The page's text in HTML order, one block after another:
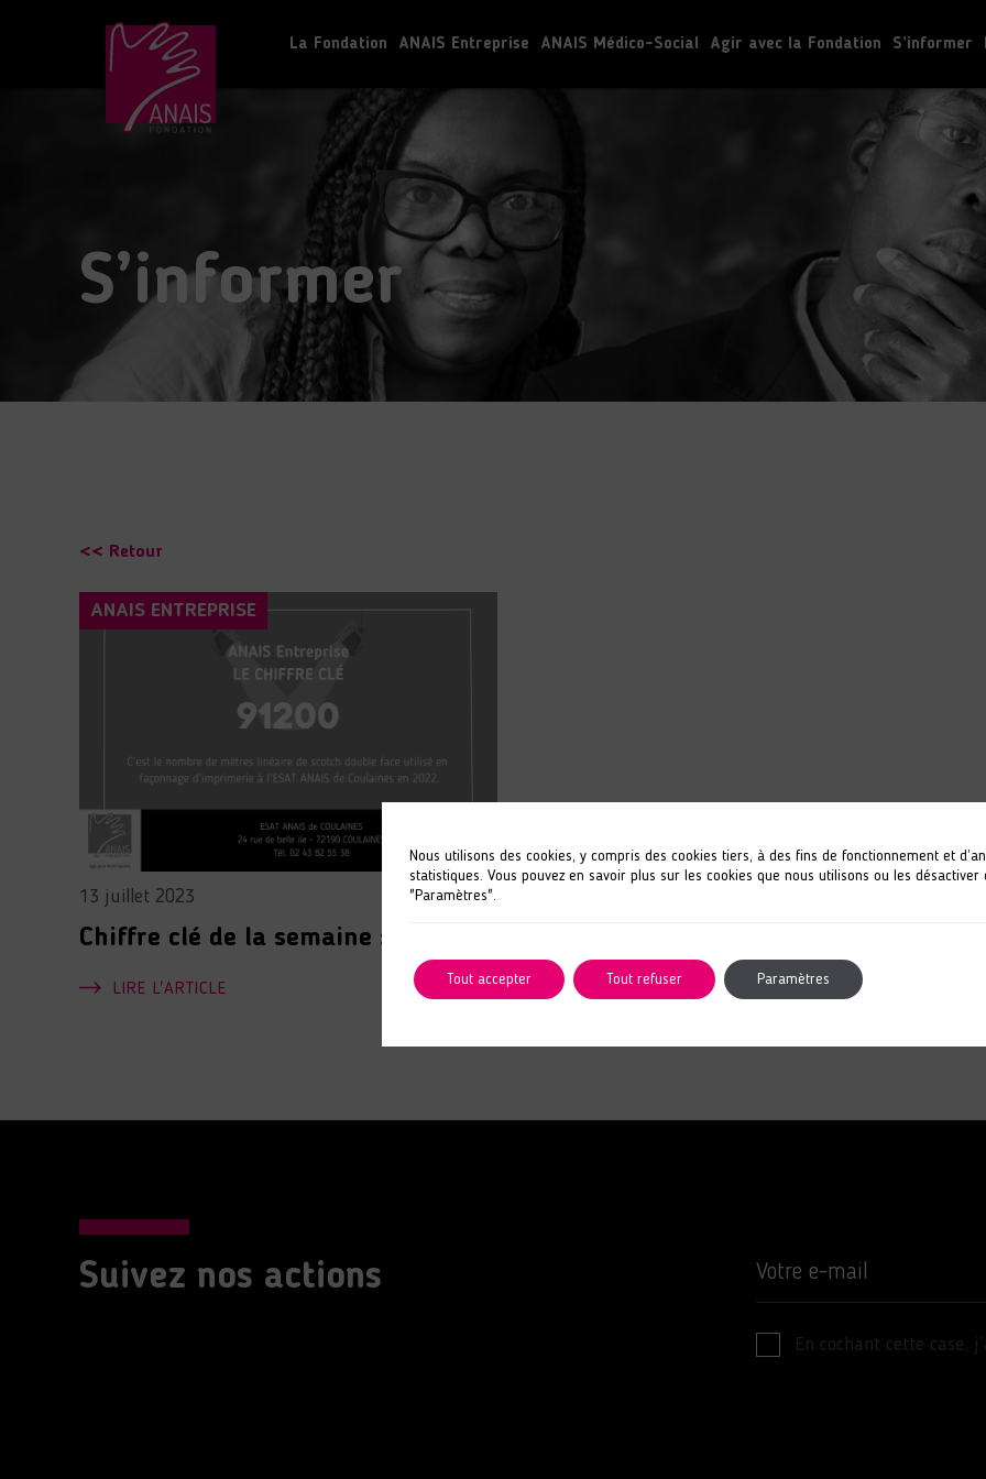
La Fondation ANAIS Entreprise ANAIS Médico-Social Agir avec la Fondation S’informer
S’informer
<< Retour
ANAIS ENTREPRISE
13 juillet 2023
Chiffre clé de la semaine : 91200
LIRE L'ARTICLE
Suivez nos actions Votre e-mail
En cochant cette case,
Nous utilisons des cookies, y compris des cookies tiers, à des fins de fonctionnement et
statistiques. Vous pouvez en savoir plus sur les cookies que nous utilisons ou les désactiver
"Paramètres".
Tout accepter Tout refuser Paramètres